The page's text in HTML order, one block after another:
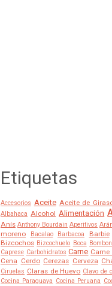
Etiquetas
Accesorios Aceite Aceite de
Albahaca Alcohol Alimentación
Anís Anthony Bourdain Aperitivos
moreno
Bacalao Barbacoa Barbie
Bizcochos Bizcochuelo Boca
Caprese Carbohidratos Carne Carne
Cena Cerdo Cerezas Cerveza
Ciruelas Claras de Huevo Clavo de
Cocina Paraguaya Cocina Peruana